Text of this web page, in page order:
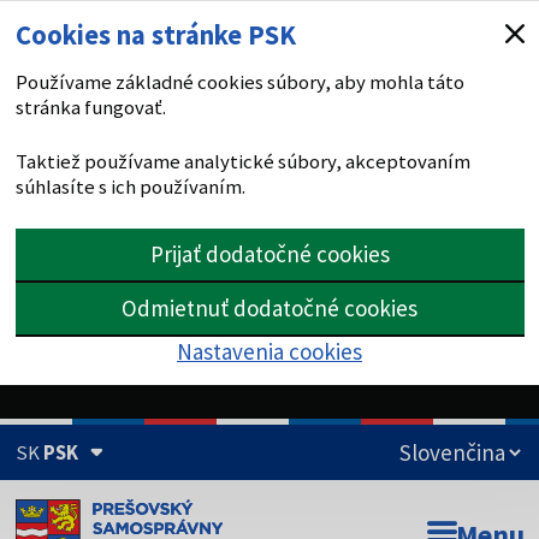
Cookies na stránke PSK
Používame základné cookies súbory, aby mohla táto
stránka fungovať.
Taktiež používame analytické súbory, akceptovaním
súhlasíte s ich používaním.
Prijať dodatočné cookies
Odmietnuť dodatočné cookies
Nastavenia cookies
SKPSK
Doména psk.sk je oficiálna